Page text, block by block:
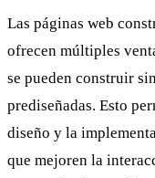
Las páginas web
ofrecen múltiples
se pueden construir
prediseñadas. Esto
diseño y la
que mejoren la